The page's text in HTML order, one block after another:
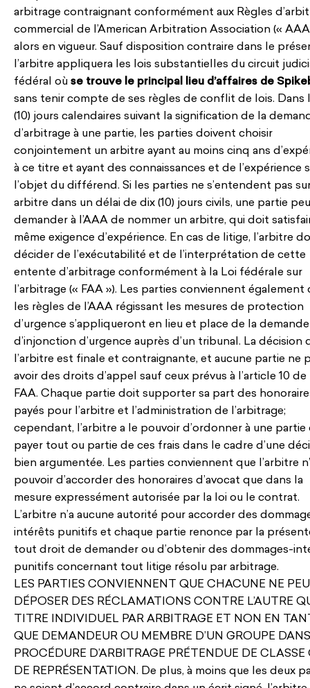
arbitrage contraignant conformément aux Règles
commercial de l’American Arbitration Association («
alors en vigueur. Sauf disposition contraire dans le
l’arbitre appliquera les lois substantielles du circuit
fédéral où se trouve le principal lieu d’affaires de
sans tenir compte de ses règles de conflit de lois. Dans
(10) jours calendaires suivant la signification de la
d’arbitrage à une partie, les parties doivent choisir
conjointement un arbitre ayant au moins cinq ans
à ce titre et ayant des connaissances et de l’expérience
l’objet du différend. Si les parties ne s’entendent pas
arbitre dans un délai de dix (10) jours civils, une partie
demander à l’AAA de nommer un arbitre, qui doit
même exigence d’expérience. En cas de litige, l’arbitre
décider de l’exécutabilité et de l’interprétation de cette
entente d’arbitrage conformément à la Loi fédérale sur
l’arbitrage (« FAA »). Les parties conviennent également
les règles de l’AAA régissant les mesures de protection
d’urgence s’appliqueront en lieu et place de la demande
d’injonction d’urgence auprès d’un tribunal. La décision
l’arbitre est finale et contraignante, et aucune partie ne
avoir des droits d’appel sauf ceux prévus à l’article 10 de
FAA. Chaque partie doit supporter sa part des
payés pour l’arbitre et l’administration de l’arbitrage;
cependant, l’arbitre a le pouvoir d’ordonner à une partie
payer tout ou partie de ces frais dans le cadre d’une
bien argumentée. Les parties conviennent que l’arbitre
pouvoir d’accorder des honoraires d’avocat que dans la
mesure expressément autorisée par la loi ou le contrat.
L’arbitre n’a aucune autorité pour accorder des
intérêts punitifs et chaque partie renonce par la
tout droit de demander ou d’obtenir des dommages-
punitifs concernant tout litige résolu par arbitrage.
LES PARTIES CONVIENNENT QUE CHACUNE NE
DÉPOSER DES RÉCLAMATIONS CONTRE L’AUTRE
TITRE INDIVIDUEL PAR ARBITRAGE ET NON EN
QUE DEMANDEUR OU MEMBRE D’UN GROUPE
PROCÉDURE D’ARBITRAGE PRÉTENDUE DE CLASSE
DE REPRÉSENTATION. De plus, à moins que les deux